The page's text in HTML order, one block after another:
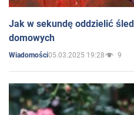
Jak w sekundę oddzielić
domowych
Wiadomości05.03.2025 19:28 9